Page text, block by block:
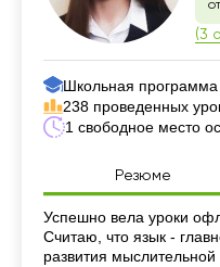
(3
Школьная программа
238 проведенных
1 свободное место
Резюме
Резюме
Успешно вела уроки
Считаю, что язык -
развития мыслительной